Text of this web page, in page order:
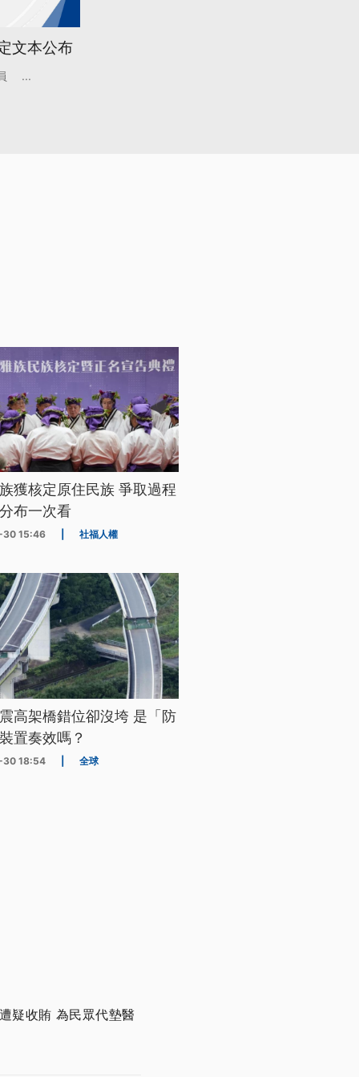
文本公布
...
獲核定原住民族 爭取過程
布一次看
15:46 社福人權
高架橋錯位卻沒垮 是「防
置奏效嗎？
18:54 全球
疑收賄 為民眾代墊醫